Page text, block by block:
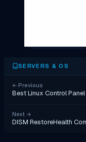
SERVERS & OS
← Previous
Best Linux Control
Next →
DISM RestoreHealth